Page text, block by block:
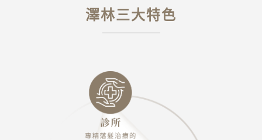
澤林三大特色